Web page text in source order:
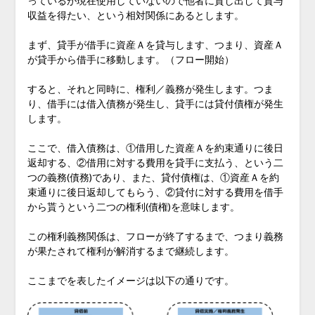
収益を得たい、という相対関係にあるとします。
まず、貸手が借手に資産Ａを貸与します、つまり、資産Ａ
が貸手から借手に移動します。（フロー開始）
すると、それと同時に、権利／義務が発生します。つま
り、借手には借入債務が発生し、貸手には貸付債権が発生
します。
ここで、借入債務は、①借用した資産Ａを約束通りに後日
返却する、②借用に対する費用を貸手に支払う、という二
つの義務(債務)であり、また、貸付債権は、①資産Ａを約
束通りに後日返却してもらう、②貸付に対する費用を借手
から貰うという二つの権利(債権)を意味します。
この権利義務関係は、フローが終了するまで、つまり義務
が果たされて権利が解消するまで継続します。
ここまでを表したイメージは以下の通りです。